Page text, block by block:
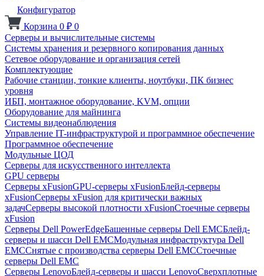
Конфигуратор
Корзина 0 ₽ 0
Серверы и вычислительные системы
Системы хранения и резервного копирования данных
Сетевое оборудование и организация сетей
Комплектующие
Рабочие станции, тонкие клиенты, ноутбуки, ПК бизнес
уровня
ИБП, монтажное оборудование, KVM, опции
Оборудование для майнинга
Системы видеонаблюдения
Управление IT-инфраструктурой и программное обеспечение
Программное обеспечение
Модульные ЦОД
Серверы для искусственного интеллекта
GPU серверы
Серверы xFusionGPU-серверы xFusionБлейд-серверы
xFusionСерверы xFusion для критически важных
задачСерверы высокой плотности xFusionСтоечные серверы
xFusion
Серверы Dell PowerEdgeБашенные серверы Dell EMCБлейд-
серверы и шасси Dell EMCМодульная инфраструктура Dell
EMCСнятые с производства серверы Dell EMCСтоечные
серверы Dell EMC
Серверы LenovoБлейд-серверы и шасси LenovoСверхплотные